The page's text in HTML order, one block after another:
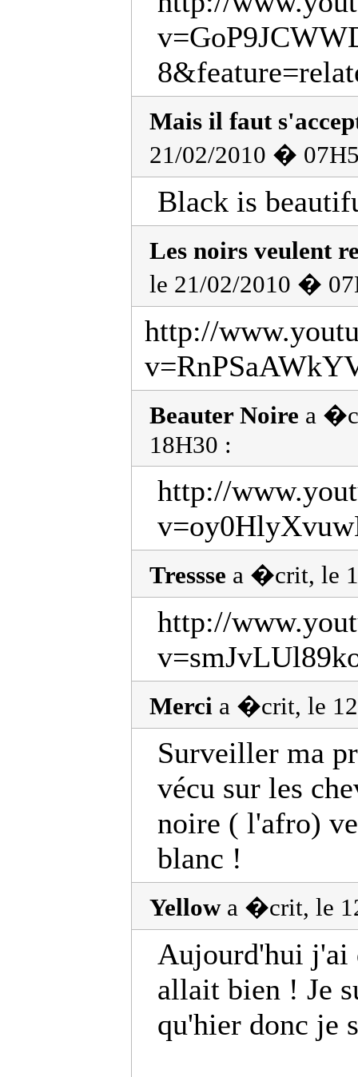
Mais il faut
21/02/2010 �
Black is
Les noirs veulent
le 21/02/2010 �
http://
Beauter Noire a
18H30 :
http://
Tressse a �crit, le
http://
Merci a �crit, le
Surveiller ma
vécu sur les
noire ( l'afro)
blanc !
Yellowa �crit, le
Aujourd'hui j'ai
allait bien ! Je
qu'hier donc je